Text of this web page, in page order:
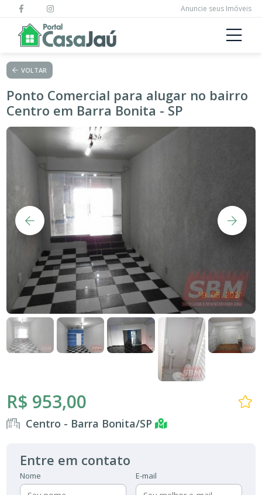
Anuncie seus Imóveis
VOLTAR
Ponto Comercial para alugar no bairro
Centro em Barra Bonita - SP
R$ 953,00
Centro - Barra Bonita/SP
Entre em contato
Nome E-mail